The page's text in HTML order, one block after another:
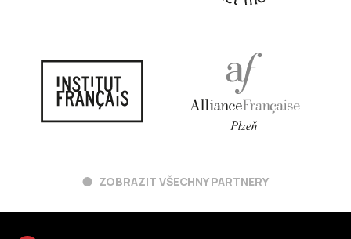
ZOBRAZIT VŠECHNY PARTNERY